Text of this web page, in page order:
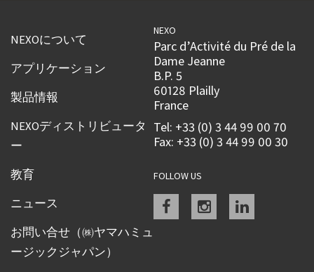
NEXOについて
アプリケーション
製品情報
NEXOディストリビュータ
ー
教育
ニュース
お問い合せ（㈱ヤマハミュ
ージックジャパン）
NEXO
Parc d’Activité du Pré de la
Dame Jeanne
B.P. 5
60128 Plailly
France
Tel: +33 (0) 3 44 99 00 70
Fax: +33 (0) 3 44 99 00 30
FOLLOW US
Facebookinstagramlinkedin